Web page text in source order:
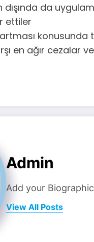
da
ettiler
konusunda
en ağır cezalar
Admin
Add your
View All Posts